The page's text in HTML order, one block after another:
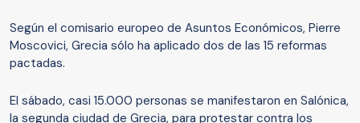
Según el comisario europeo de Asuntos Económicos, Pierre
Moscovici, Grecia sólo ha aplicado dos de las 15 reformas
pactadas.
El sábado, casi 15.000 personas se manifestaron en Salónica,
la segunda ciudad de Grecia, para protestar contra los